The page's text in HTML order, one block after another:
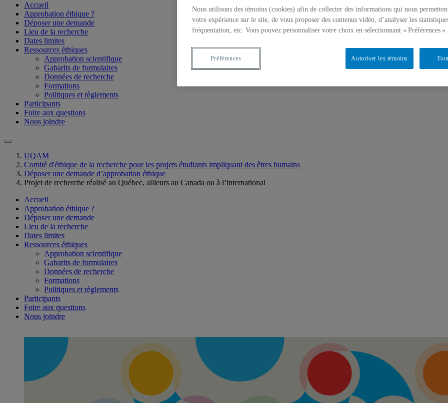
Accueil
Approbation éthique ?
Déposer une demande
Lieu de la recherche
Dates limites
Ressources éthiques
Approbation scientifique
Gabarits de formulaires
Données de recherche
Formations
Politiques et règlements
Participants
Foire aux questions
Nous joindre
UQAM
Comité d'éthique de la recherche pour les projets étudiants impliquant des êtres humains
Déposer une demande d’approbation éthique
Projet de recherche réalisé au Québec, ailleurs au Canada ou à l’international
Accueil
Approbation éthique ?
Déposer une demande
Lieu de la recherche
Dates limites
Ressources éthiques
Approbation scientifique
Gabarits de formulaires
Données de recherche
Formations
Politiques et règlements
Participants
Foire aux questions
Nous joindre
Nous utilisons des témoins (cookies) afin de collecter des informations qui nous
votre expérience sur le site, de vous proposer des contenus vidéo, d’analyser les
fréquentation, etc. Vous pouvez personnaliser votre choix en sélectionnant « Préférences ».
Autoriser les témoins
Préférences